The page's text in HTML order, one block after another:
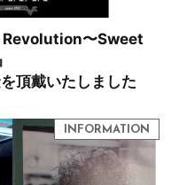
Revolution〜Sweet
頂戴いたしました